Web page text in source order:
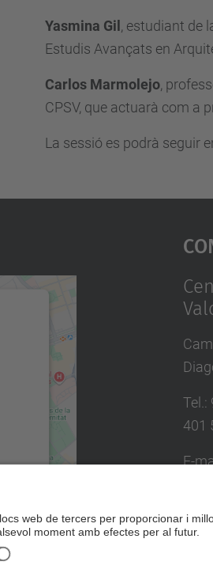
Yasmina Gil , estudiant de
Estudis Avançats en
Carlos Marmolejo,
CPSV, que actuarà com a
La sessió es podrà seguir
Tel. :
401
E-